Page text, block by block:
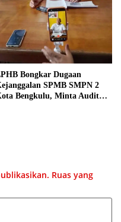
Bongkar Dugaan
SPMB SMPN 2
Bengkulu, Minta Audit
Ruas yang